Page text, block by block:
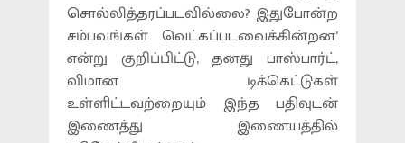
சொல்லித்தரப்படவில்லை? இதுபோன்ற
சம்பவங்கள் வெட்கப்படவைக்கின்றன’
என்று குறிப்பிட்டு, தனது பாஸ்பார்ட்,
விமான டிக்கெட்டுகள்
உள்ளிட்டவற்றையும் இந்த பதிவுடன்
இணைத்து இணையத்தில்